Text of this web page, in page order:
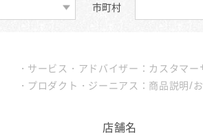
市町村
サービス・アドバイザー：カスタマ
プロダクト・ジーニアス：商品説明/
店舗名